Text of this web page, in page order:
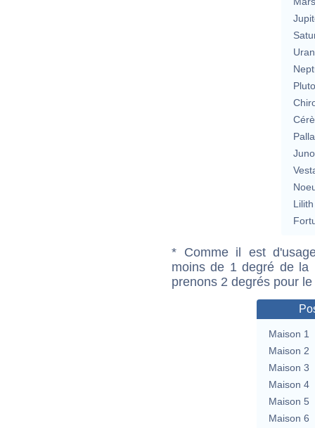
Lilith
* Comme il est
moins de 1 degré de la
prenons 2 degrés pour
Maison 1
Maison 2
Maison 3
Maison 4
Maison 5
Maison 6